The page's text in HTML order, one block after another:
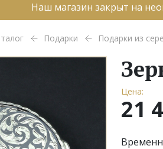
Наш магазин закрыт на
Подарки Подарки из
Цена:
21